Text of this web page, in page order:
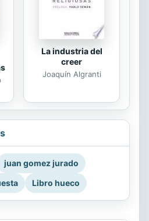
La industria del
creer
Joaquín Algranti
juan gomez jurado
Libro hueco